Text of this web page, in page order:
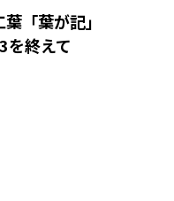
「葉が記」
終えて